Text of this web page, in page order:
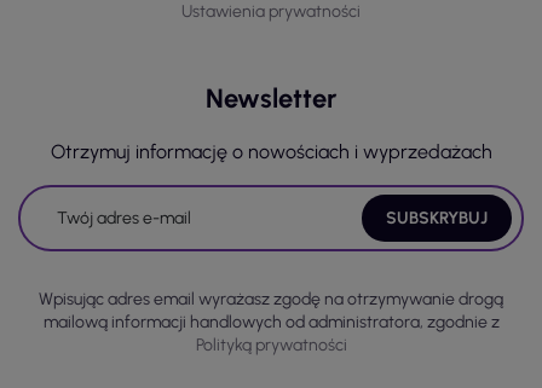
Ustawienia prywatności
Newsletter
Otrzymuj informację o nowościach i wyprzedażach
Wpisując adres email wyrażasz zgodę na otrzymywanie drogą
mailową informacji handlowych od administratora, zgodnie z
Polityką prywatności